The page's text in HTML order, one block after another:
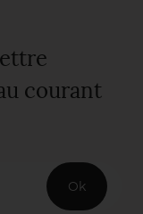
courant
Ok